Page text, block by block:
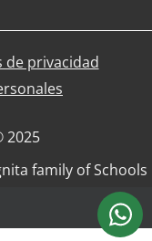
de privacidad
2025
family of Schools